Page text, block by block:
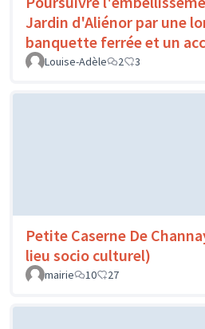
Jardin d'Aliénor par une
banquette ferrée et un
Louise-Adèle 2 3
Petite Caserne De
lieu socio culturel)
mairie
10 27